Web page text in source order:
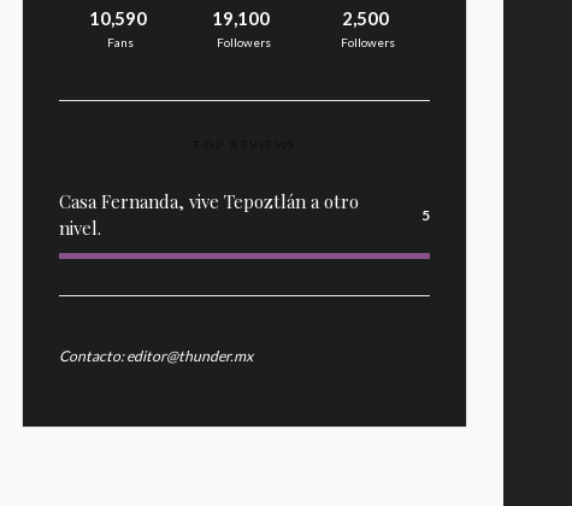
10,590
Fans
19,100
Followers
2,500
Followers
Casa Fernanda, vive Tepoztlán a otro
nivel.
5
Contacto: editor@thunder.mx